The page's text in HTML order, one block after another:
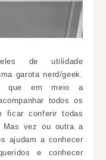
de utilidade
garota nerd/geek.
que em meio a
todos os
ficar conferir todas
Mas vez ou outra a
ajudam a conhecer
e conhecer